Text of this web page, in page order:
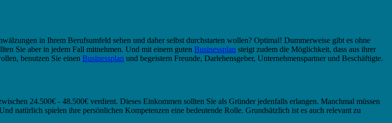
in Ihrem Berufsumfeld sehen und daher selbst durchstarten wollen? Optimal! Dummerweise gibt es ohne
Sie aber in jedem Fall mitnehmen. Und mit einem guten Businessplan steigt zudem die Möglichkeit, dass aus ihrer
benutzen Sie einen Businessplan und begeistern Freunde, Darlehensgeber, Unternehmenspartner und Beschäftigte.
24.500€ - 48.500€ verdient. Dieses Einkommen sollten Sie als Gründer jedenfalls erlangen. Manchmal müssen
natürlich spielen ihre persönlichen Kompetenzen eine bedeutende Rolle. Grundsätzlich ist es auch relevant zu